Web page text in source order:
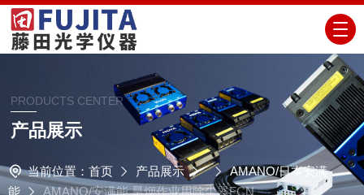
PRODUCTS CENTER
产品展示
当前位置： 首页 产品展示
AMANO/日本安满
能
AMANO/安满能 旱烟作业用除尘器FCN